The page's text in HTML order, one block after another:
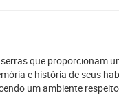
que proporcionam
e história de seus
um ambiente